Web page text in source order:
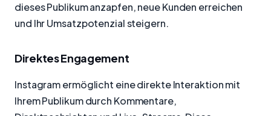
dieses Publikum anzapfen, neue Kunden erreichen
und Ihr Umsatzpotenzial steigern.
Direktes Engagement
Instagram ermöglicht eine direkte Interaktion mit
Ihrem Publikum durch Kommentare,